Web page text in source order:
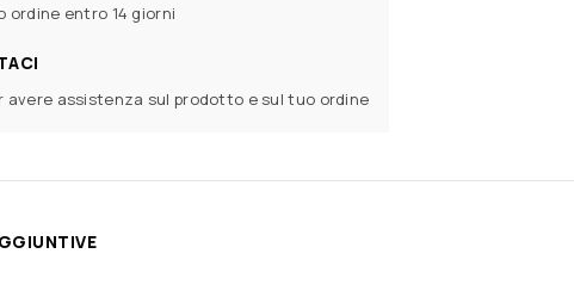
ordine entro 14 giorni
avere assistenza sul prodotto e sul tuo ordine